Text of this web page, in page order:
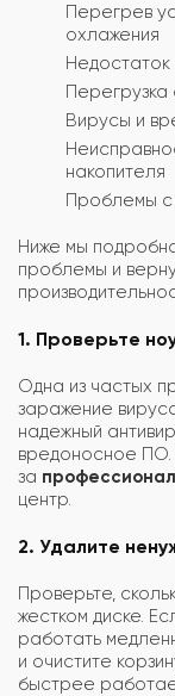
Перегрев
охлажения
Недостаток
Вирусы и
накопителя
Проблемы с
Ниже мы
проблемы и
1. Проверьте
Одна из частых
заражение
надежный
вредоносное ПО.
за
центр.
2. Удалите
Проверьте,
жестком диске.
работать
и очистите
быстрее